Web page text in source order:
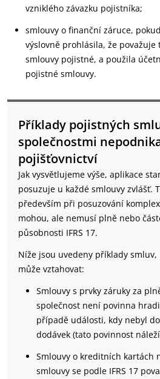
vzniklého závazku pojistníka;
smlouvy o finanční záruce,
výslovně prohlásila, že považuje
smlouvy pojistné, a použila
pojistné smlouvy.
Příklady pojistných
společnostmi
pojišťovnictví
Jak vysvětlujeme výše, aplikace
posuzuje u každé smlouvy zvlášť.
především při posuzování
mohou, ale nemusí plně nebo
působnosti IFRS 17.
Níže jsou uvedeny příklady smluv,
může vztahovat:
Smlouvy s prvky záruky za
společnost není povinna
případě události, kdy nebyl
dodávek (tato povinnost
Smlouvy o kreditních kartách
smlouvy se podle IFRS 17